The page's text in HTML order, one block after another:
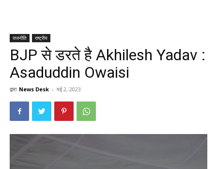
राजनीति राष्ट्रीय
BJP से डरते है Akhilesh Yadav :
Asaduddin Owaisi
द्वारा News Desk - मई 2, 2023